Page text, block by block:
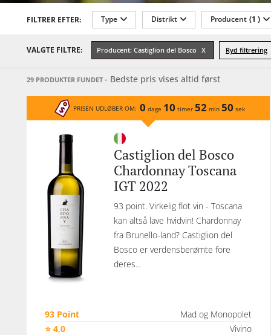
FILTRER EFTER: Type Distrikt Producent (1 )
Årgang Sødmegrad Lukketype
VALGTE FILTRE: Producent: Castiglion del Bosco Ryd filtrering
29 PRODUKTER FUNDET - Bedste pris vises altid først
PRISEN UDLØBER OM: 0 dage 10 timer 52 min 50 sek
Castiglion del Bosco
Chardonnay Toscana
IGT 2022
93 point. Virkelig flot vin - Toscana
kan altså lave hvidvin! Chardonnay
fra Brunello-land? Castiglion del
Bosco er verdensberømte fore
deres...
93 Point
Mad og Monopolet
⭐ 4,0
Vivino